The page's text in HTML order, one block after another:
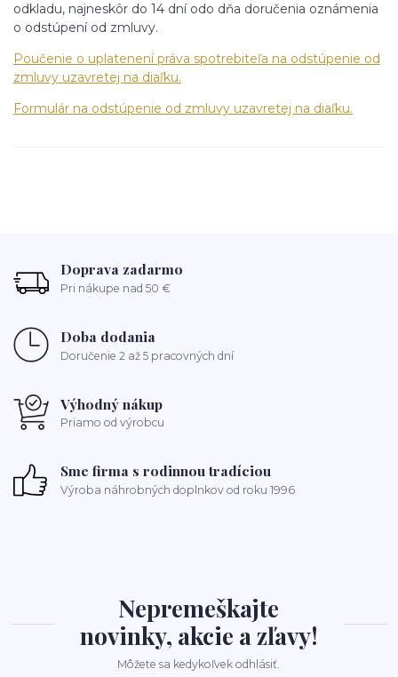
odkladu, najneskôr do 14 dní odo dňa doručenia oznámenia
o odstúpení od zmluvy.
Poučenie o uplatenení práva spotrebiteľa na odstúpenie od
zmluvy uzavretej na diaľku.
Formulár na odstúpenie od zmluvy uzavretej na diaľku.
Doprava zadarmo
Pri nákupe nad 50 €
Doba dodania
Doručenie 2 až 5 pracovných dní
Výhodný nákup
Priamo od výrobcu
Sme firma s rodinnou tradíciou
Výroba náhrobných doplnkov od roku 1996
Nepremeškajte
novinky, akcie a zľavy!
Môžete sa kedykoľvek odhlásiť.